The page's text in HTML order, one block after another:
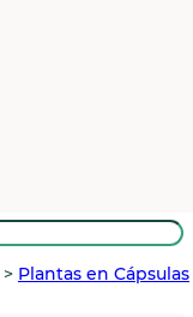
> Plantas en Cápsulas